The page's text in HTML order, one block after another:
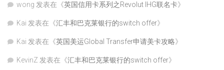
wong 发表在《英国信用卡系列之Revolut IHG联名卡》
Kai 发表在《汇丰和巴克莱银行的switch offer》
Kai 发表在《英国美运Global Transfer申请美卡攻略》
KevinZ 发表在《汇丰和巴克莱银行的switch offer》